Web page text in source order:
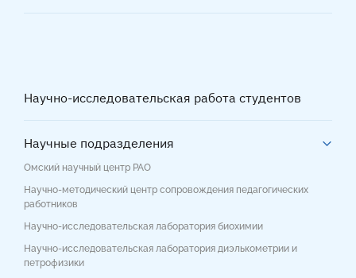
Научно-исследовательская работа студентов
Научные подразделения
Омский научный центр РАО
Научно-методический центр сопровождения педагогических
работников
Научно-исследовательская лаборатория биохимии
Научно-исследовательская лаборатория диэлькометрии и
петрофизики